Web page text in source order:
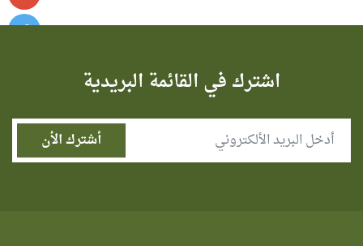
اشترك في القائمة البريدية